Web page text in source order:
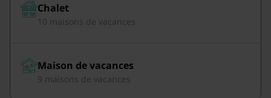
Chalet
10 maisons de vacances
Maison de vacances
9 maisons de vacances